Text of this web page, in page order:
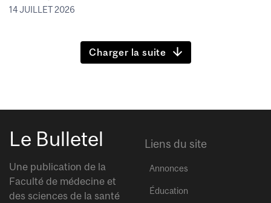
14 JUILLET 2026
Charger la suite
Le Bulletel
Une publication de la
Faculté de médecine et
des sciences de la santé
Liens du site
Annonces
Éducation